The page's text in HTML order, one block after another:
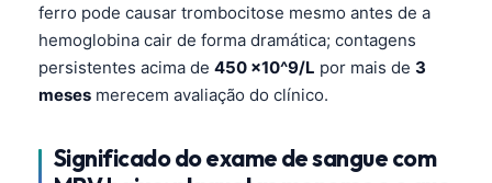
ferro pode causar trombocitose mesmo antes de a
hemoglobina cair de forma dramática; contagens
persistentes acima de 450 ×10^9/L por mais de 3
meses merecem avaliação do clínico.
Significado do exame de sangue com